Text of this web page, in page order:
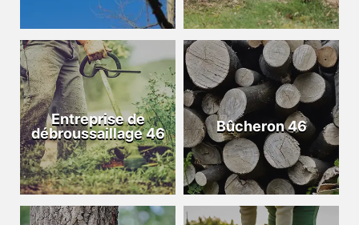
Entreprise de
débroussaillage 46
Bûcheron 46